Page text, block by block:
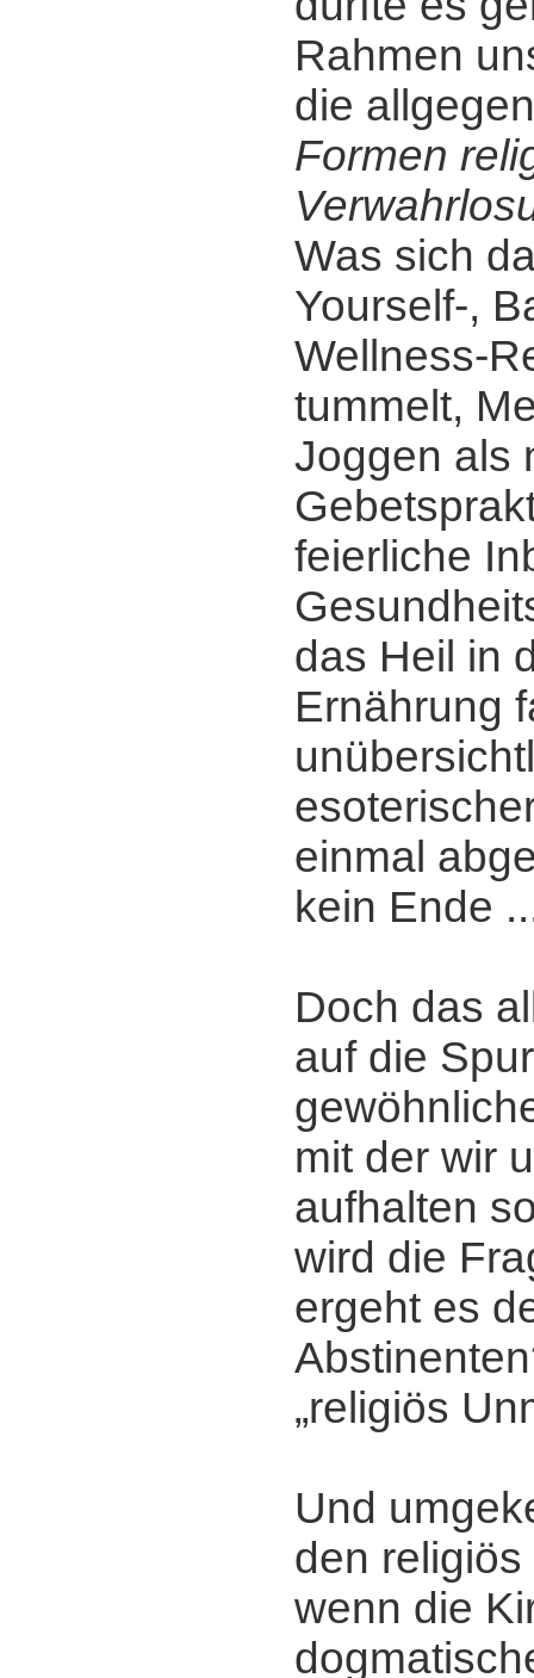
Rahmen
die
Formen
Was sich
Yourself-,
Wellness-
tummelt,
Joggen als
feierliche
das Heil in
Ernährung
einmal
kein Ende
Doch das
auf die
mit der wir
aufhalten
wird die
ergeht es
„religiös
Und
den
wenn die